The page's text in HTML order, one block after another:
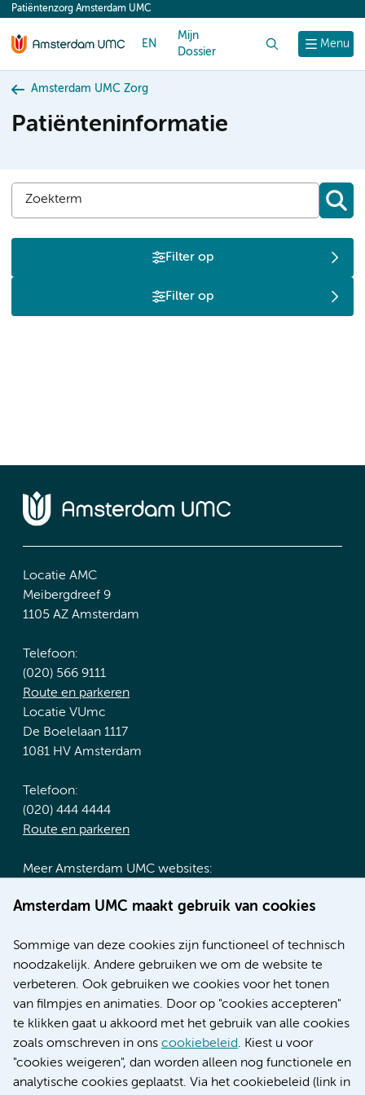
content
Amsterdam UMC maakt gebruik van cookies
Sommige van deze cookies zijn functioneel of technisch
noodzakelijk. Andere gebruiken we om de website te
verbeteren. Ook gebruiken we cookies voor het tonen
van filmpjes en animaties. Door op "cookies accepteren"
te klikken gaat u akkoord met het gebruik van alle cookies
zoals omschreven in ons cookiebeleid. Kiest u voor
"cookies weigeren", dan worden alleen nog functionele en
analytische cookies geplaatst. Via het cookiebeleid (link in
Menu
Patiëntenzorg Amsterdam UMC
EN
Mijn
Dossier
Amsterdam UMC Zorg
Patiënteninformatie
Filter op
Filter op
Locatie AMC
Meibergdreef 9
1105 AZ Amsterdam
Telefoon:
(020) 566 9111
Route en parkeren
Locatie VUmc
De Boelelaan 1117
1081 HV Amsterdam
Telefoon:
(020) 444 4444
Route en parkeren
Meer Amsterdam UMC websites:
Werken bij Amsterdam UMC
Nieuws
Research
Educatie locatie AMC
Educatie locatie VUmc
Verwijzen & diagnostiek